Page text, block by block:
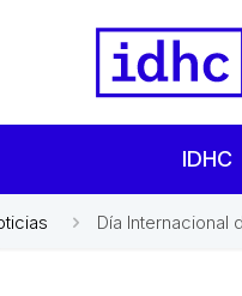
IDHC
Día Internacional